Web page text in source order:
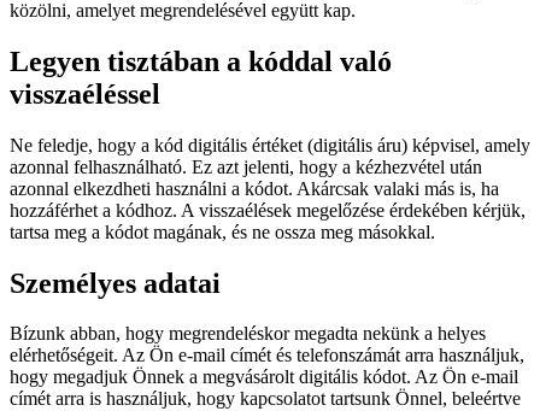
közölni, amelyet megrendelésével együtt kap.
Legyen tisztában a kóddal való
visszaéléssel
Ne feledje, hogy a kód digitális értéket (digitális áru) képvisel, amely
azonnal felhasználható. Ez azt jelenti, hogy a kézhezvétel után
azonnal elkezdheti használni a kódot. Akárcsak valaki más is, ha
hozzáférhet a kódhoz. A visszaélések megelőzése érdekében kérjük,
tartsa meg a kódot magának, és ne ossza meg másokkal.
Személyes adatai
Bízunk abban, hogy megrendeléskor megadta nekünk a helyes
elérhetőségeit. Az Ön e-mail címét és telefonszámát arra használjuk,
hogy megadjuk Önnek a megvásárolt digitális kódot. Az Ön e-mail
címét arra is használjuk, hogy kapcsolatot tartsunk Önnel, beleértve